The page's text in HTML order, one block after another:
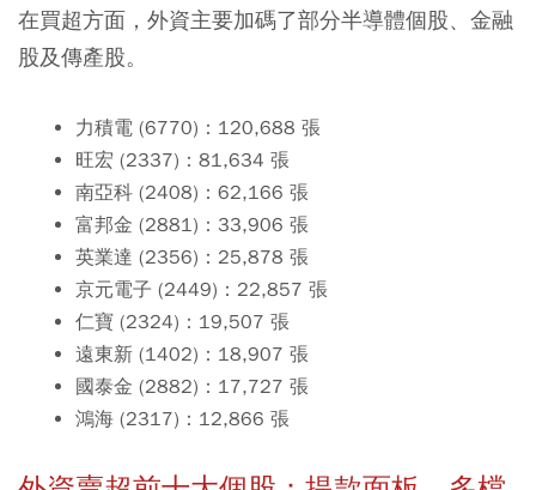
在買超方面，外資主要加碼了部分半導體個股、金融
股及傳產股。
力積電 (6770)：120,688 張
旺宏 (2337)：81,634 張
南亞科 (2408)：62,166 張
富邦金 (2881)：33,906 張
英業達 (2356)：25,878 張
京元電子 (2449)：22,857 張
仁寶 (2324)：19,507 張
遠東新 (1402)：18,907 張
國泰金 (2882)：17,727 張
鴻海 (2317)：12,866 張